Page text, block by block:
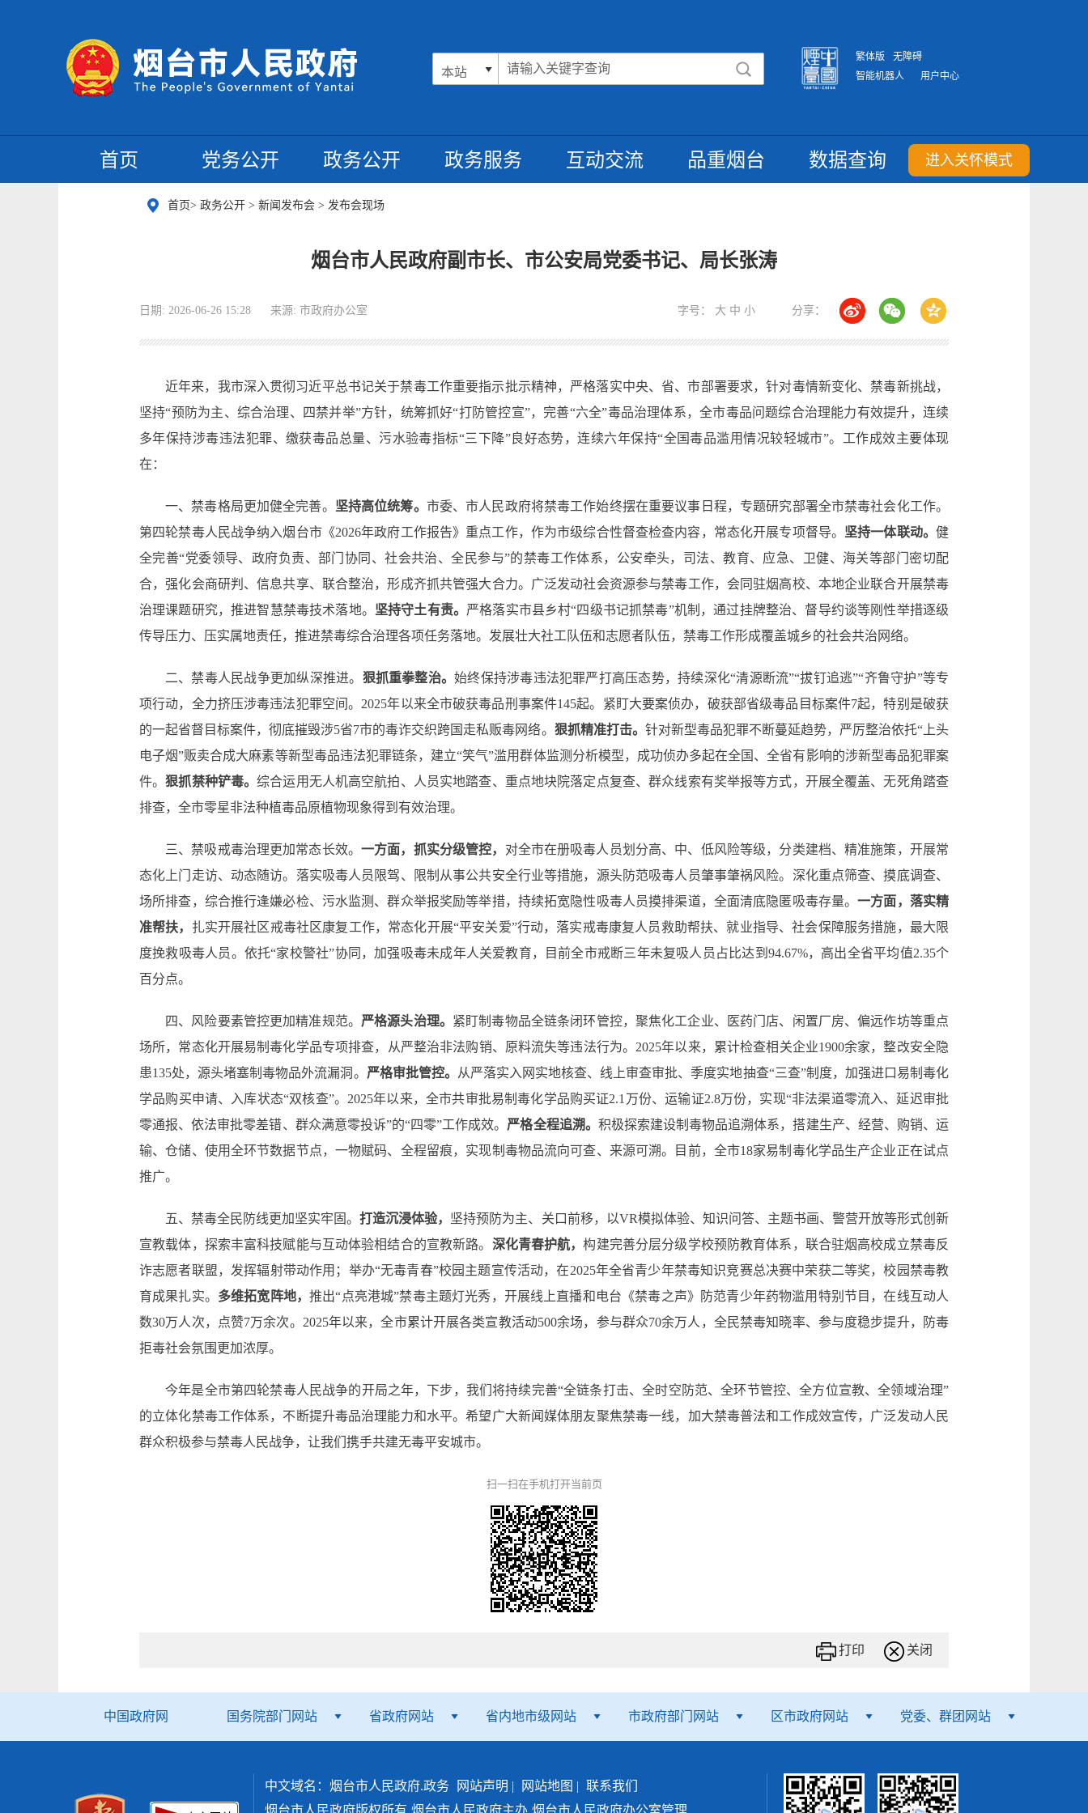
繁体版
无障碍
智能机器人
用户中心
首页 党务公开 政务公开 政务服务 互动交流 品重烟台 数据查询 进入关怀模式
首页> 政务公开 > 新闻发布会 > 发布会现场
烟台市人民政府副市长、市公安局党委书记、局长张涛
日期: 2026-06-26 15:28 来源: 市政府办公室 分享：
字号： 大 中 小
近年来，我市深入贯彻习近平总书记关于禁毒工作重要指示批示精神，严格落实中央、省、市部署要求，针对毒情新变化、禁毒新挑战，
坚持“预防为主、综合治理、四禁并举”方针，统筹抓好“打防管控宣”，完善“六全”毒品治理体系，全市毒品问题综合治理能力有效提升，连续
多年保持涉毒违法犯罪、缴获毒品总量、污水验毒指标“三下降”良好态势，连续六年保持“全国毒品滥用情况较轻城市”。工作成效主要体现
在：
一、禁毒格局更加健全完善。 坚持高位统筹。 市委、市人民政府将禁毒工作始终摆在重要议事日程，专题研究部署全市禁毒社会化工作。
第四轮禁毒人民战争纳入烟台市《2026年政府工作报告》重点工作，作为市级综合性督查检查内容，常态化开展专项督导。 坚持一体联动。健
全完善“党委领导、政府负责、部门协同、社会共治、全民参与”的禁毒工作体系，公安牵头，司法、教育、应急、卫健、海关等部门密切配
合，强化会商研判、信息共享、联合整治，形成齐抓共管强大合力。广泛发动社会资源参与禁毒工作，会同驻烟高校、本地企业联合开展禁毒
治理课题研究，推进智慧禁毒技术落地。 坚持守土有责。 严格落实市县乡村“四级书记抓禁毒”机制，通过挂牌整治、督导约谈等刚性举措逐级
传导压力、压实属地责任，推进禁毒综合治理各项任务落地。发展壮大社工队伍和志愿者队伍，禁毒工作形成覆盖城乡的社会共治网络。
二、禁毒人民战争更加纵深推进。 狠抓重拳整治。始终保持涉毒违法犯罪严打高压态势，持续深化“清源断流”“拔钉追逃”“齐鲁守护”等专
项行动，全力挤压涉毒违法犯罪空间。2025年以来全市破获毒品刑事案件145起。紧盯大要案侦办，破获部省级毒品目标案件7起，特别是破获
的一起省督目标案件，彻底摧毁涉5省7市的毒诈交织跨国走私贩毒网络。 狠抓精准打击。 针对新型毒品犯罪不断蔓延趋势，严厉整治依托“上头
电子烟”贩卖合成大麻素等新型毒品违法犯罪链条，建立“笑气”滥用群体监测分析模型，成功侦办多起在全国、全省有影响的涉新型毒品犯罪案
件。狠抓禁种铲毒。综合运用无人机高空航拍、人员实地踏查、重点地块院落定点复查、群众线索有奖举报等方式，开展全覆盖、无死角踏查
排查，全市零星非法种植毒品原植物现象得到有效治理。
三、禁吸戒毒治理更加常态长效。一方面，抓实分级管控， 对全市在册吸毒人员划分高、中、低风险等级，分类建档、精准施策，开展常
态化上门走访、动态随访。落实吸毒人员限驾、限制从事公共安全行业等措施，源头防范吸毒人员肇事肇祸风险。深化重点筛查、摸底调查、
场所排查，综合推行逢嫌必检、污水监测、群众举报奖励等举措，持续拓宽隐性吸毒人员摸排渠道，全面清底隐匿吸毒存量。一方面，落实精
准帮扶， 扎实开展社区戒毒社区康复工作，常态化开展“平安关爱”行动，落实戒毒康复人员救助帮扶、就业指导、社会保障服务措施，最大限
度挽救吸毒人员。依托“家校警社”协同，加强吸毒未成年人关爱教育，目前全市戒断三年未复吸人员占比达到94.67%，高出全省平均值2.35个
百分点。
四、风险要素管控更加精准规范。 严格源头治理。 紧盯制毒物品全链条闭环管控，聚焦化工企业、医药门店、闲置厂房、偏远作坊等重点
场所，常态化开展易制毒化学品专项排查，从严整治非法购销、原料流失等违法行为。2025年以来，累计检查相关企业1900余家，整改安全隐
患135处，源头堵塞制毒物品外流漏洞。 严格审批管控。
从严落实入网实地核查、线上审查审批、季度实地抽查“三查”制度，加强进口易制毒化
学品购买申请、入库状态“双核查”。2025年以来，全市共审批易制毒化学品购买证2.1万份、运输证2.8万份，实现“非法渠道零流入、延迟审批
零通报、依法审批零差错、群众满意零投诉”的“四零”工作成效。 严格全程追溯。 积极探索建设制毒物品追溯体系，搭建生产、经营、购销、运
输、仓储、使用全环节数据节点，一物赋码、全程留痕，实现制毒物品流向可查、来源可溯。目前，全市18家易制毒化学品生产企业正在试点
推广。
五、禁毒全民防线更加坚实牢固。打造沉浸体验， 坚持预防为主、关口前移，以VR模拟体验、知识问答、主题书画、警营开放等形式创新
宣教载体，探索丰富科技赋能与互动体验相结合的宣教新路。 深化青春护航，构建完善分层分级学校预防教育体系，联合驻烟高校成立禁毒反
诈志愿者联盟，发挥辐射带动作用；举办“无毒青春”校园主题宣传活动，在2025年全省青少年禁毒知识竞赛总决赛中荣获二等奖，校园禁毒教
育成果扎实。 多维拓宽阵地，推出“点亮港城”禁毒主题灯光秀，开展线上直播和电台《禁毒之声》防范青少年药物滥用特别节目，在线互动人
数30万人次，点赞7万余次。2025年以来，全市累计开展各类宣教活动500余场，参与群众70余万人，全民禁毒知晓率、参与度稳步提升，防毒
拒毒社会氛围更加浓厚。
今年是全市第四轮禁毒人民战争的开局之年，下步，我们将持续完善“全链条打击、全时空防范、全环节管控、全方位宣教、全领域治理”
的立体化禁毒工作体系，不断提升毒品治理能力和水平。希望广大新闻媒体朋友聚焦禁毒一线，加大禁毒普法和工作成效宣传，广泛发动人民
群众积极参与禁毒人民战争，让我们携手共建无毒平安城市。
扫一扫在手机打开当前页
打印 关闭
中国政府网 国务院部门网站 省政府网站 省内地市级网站 市政府部门网站 区市政府网站 党委、群团网站
中文域名：烟台市人民政府.政务 网站声明 | 网站地图 | 联系我们
烟台市人民政府版权所有 烟台市人民政府主办 烟台市人民政府办公室管理